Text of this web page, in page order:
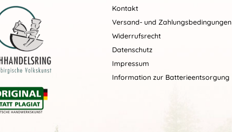
Kontakt
Versand- und Zahlungsbedingungen
Widerrufsrecht
Datenschutz
Impressum
Information zur Batterieentsorgung